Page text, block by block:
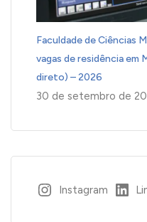
Faculdade de Ciências
vagas de residência em
direto) – 2026
30 de setembro de
Instagram